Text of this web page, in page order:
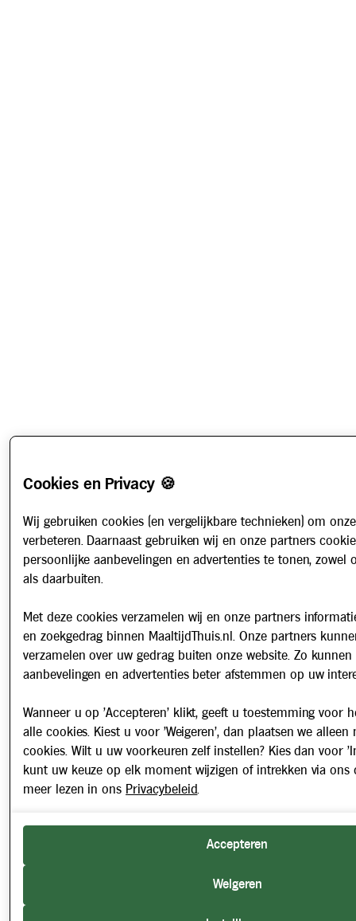
Cookies en Privacy 🍪
Wij gebruiken cookies (en vergelijkbare technieken) om
verbeteren. Daarnaast gebruiken wij en onze partners
persoonlijke aanbevelingen en advertenties te tonen, zowel
als daarbuiten.
Met deze cookies verzamelen wij en onze partners
en zoekgedrag binnen MaaltijdThuis.nl. Onze partners
verzamelen over uw gedrag buiten onze website. Zo kunnen
aanbevelingen en advertenties beter afstemmen op uw
Wanneer u op 'Accepteren' klikt, geeft u toestemming voor
alle cookies. Kiest u voor 'Weigeren', dan plaatsen we alleen
cookies. Wilt u uw voorkeuren zelf instellen? Kies dan voor
kunt uw keuze op elk moment wijzigen of intrekken via ons
meer lezen in ons Privacybeleid.
Accepteren
Weigeren